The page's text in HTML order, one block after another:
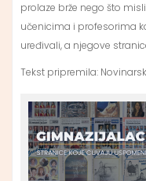
prolaze brže nego što
učenicima i profesorima
uređivali, a njegove
Tekst pripremila: